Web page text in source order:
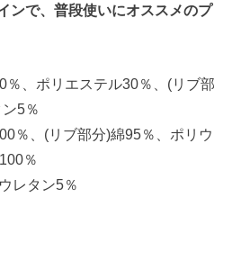
ンで、普段使いにオススメのプ
％、ポリエステル30％、(リブ部
5％
％、(リブ部分)綿95％、ポリウ
％
レタン5％